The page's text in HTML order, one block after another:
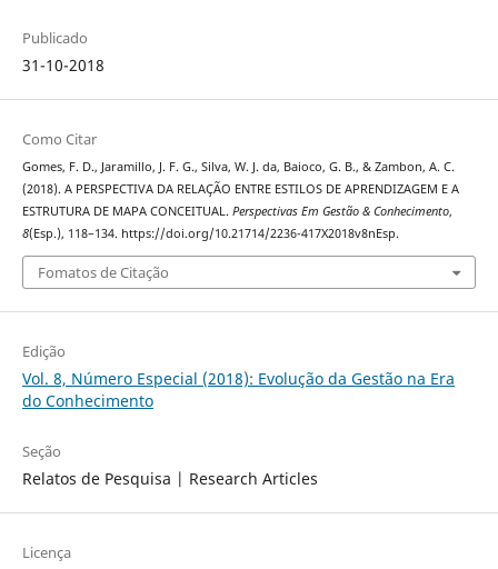
Publicado
31-10-2018
Como Citar
Gomes, F. D., Jaramillo, J. F. G., Silva, W. J. da, Baioco, G. B., & Zambon, A. C.
(2018). A PERSPECTIVA DA RELAÇÃO ENTRE ESTILOS DE APRENDIZAGEM E A
ESTRUTURA DE MAPA CONCEITUAL. Perspectivas Em Gestão & Conhecimento,
8(Esp.), 118–134. https://doi.org/10.21714/2236-417X2018v8nEsp.
Fomatos de Citação
Edição
Vol. 8, Número Especial (2018): Evolução da Gestão na Era
do Conhecimento
Seção
Relatos de Pesquisa | Research Articles
Licença